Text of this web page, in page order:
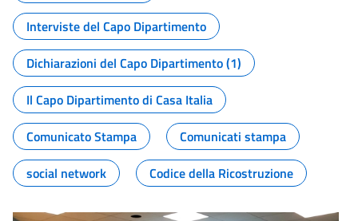
Interviste del Capo Dipartimento
Dichiarazioni del Capo Dipartimento (1)
Il Capo Dipartimento di Casa Italia
Comunicato Stampa
Comunicati stampa
social network
Codice della Ricostruzione